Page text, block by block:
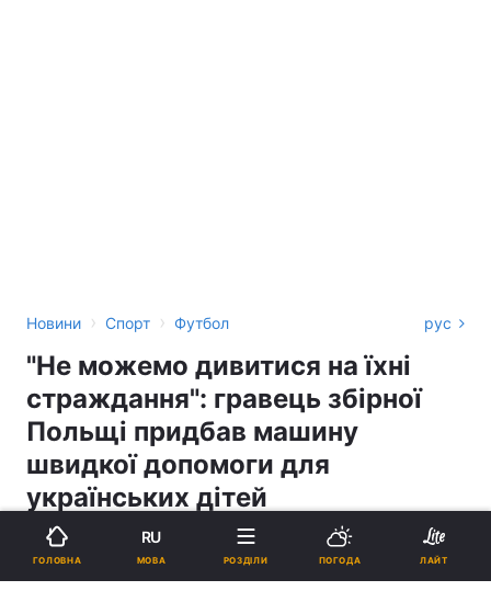
Новини › Спорт › Футбол рус
"Не можемо дивитися на їхні
страждання": гравець збірної
Польщі придбав машину
швидкої допомоги для
українських дітей
ГРИГОРІЙ БОНДАР
17:00, 15.03.22 1 хв. 2621
ГОЛОВНА
RU
МОВА РОЗДІЛИ ПОГОДА ЛАЙТ